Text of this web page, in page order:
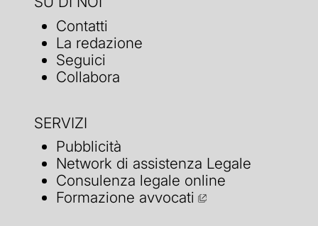
Contatti
La redazione
Seguici
Collabora
SERVIZI
Pubblicità
Network di assistenza Legale
Consulenza legale online
Formazione avvocati